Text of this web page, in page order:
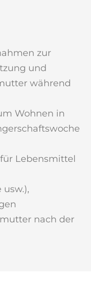
zur
und
während
Wohnen in
Lebensmittel
nach der